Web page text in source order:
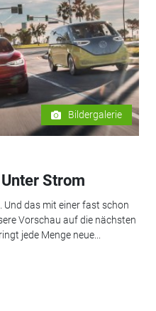
Bildergalerie
Strom
das mit einer fast schon
Vorschau auf die nächsten
jede Menge neue...